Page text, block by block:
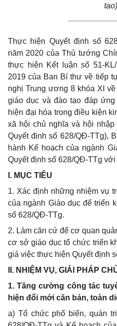
tạo)
Thực hiện Quyết định số
năm 2020 của Thủ tướng
thực hiện Kết luận số 51-
2019 của Ban Bí thư về tiếp
nghị Trung ương 8 khóa XI về
giáo dục và đào tạo đáp
hiện đại hóa trong điều kiện
xã hội chủ nghĩa và hội
Quyết định số 628/QĐ-TTg),
hành Kế hoạch của ngành
Quyết định số 628/QĐ-TTg
I. MỤC TIÊU
1. Xác định những nhiệm vụ
của ngành Giáo dục để triển
số 628/QĐ-TTg.
2. Làm căn cứ để cơ quan
cơ sở giáo dục tổ chức triển
giá việc thực hiện Quyết định s
II. NHIỆM VỤ, GIẢI PHÁP
1. Tăng cường công tác
hiện đổi mới căn bản, toàn
a) Tổ chức phổ biến, quán